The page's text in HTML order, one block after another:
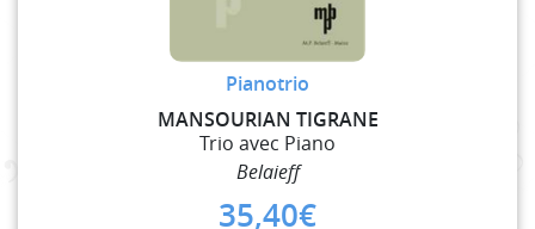
Pianotrio
MANSOURIAN TIGRANE
Trio avec Piano
Belaieff
35,40€